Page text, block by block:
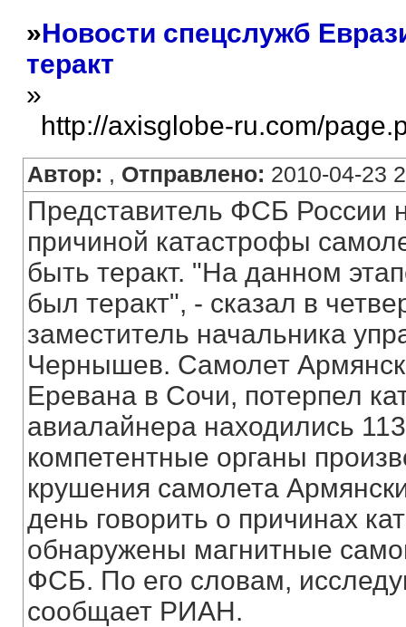
»Новости спецслужб
теракт
»
http://axisglobe-ru.com/
Автор: , Отправлено: 2010-04-23
Представитель ФСБ России
причиной катастрофы
быть теракт. "На данном
был теракт", - сказал в
заместитель начальника
Чернышев. Самолет
Еревана в Сочи, потерпел
авиалайнера находились
компетентные органы
крушения самолета
день говорить о причинах
обнаружены магнитные
ФСБ. По его словам,
сообщает РИАН.